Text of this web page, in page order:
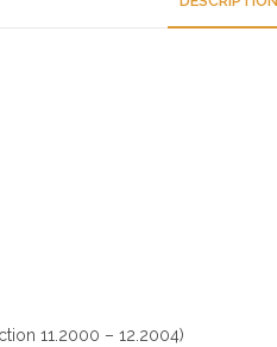
11.2000 – 12.2004)